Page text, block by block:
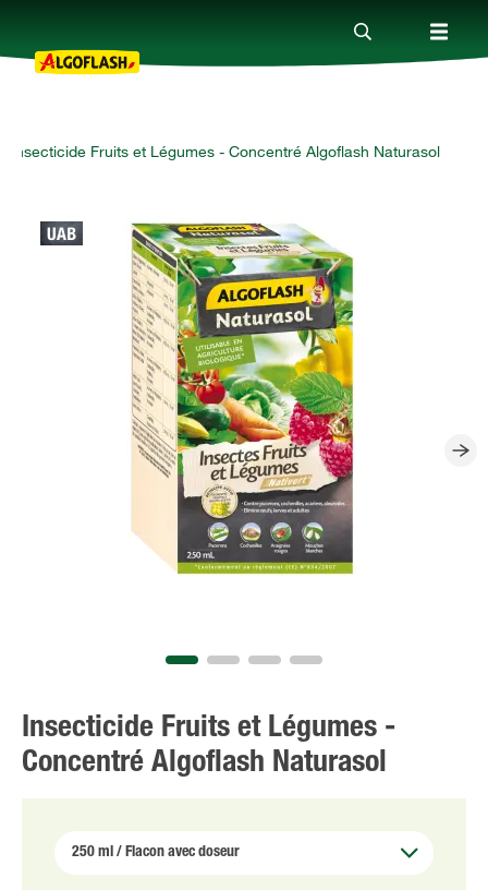
Nos produits
Conseils
Qui sommes-nous ?
Insecticide Fruits et Légumes - Concentré Algoflash Naturasol
Insecticide Fruits et Légumes -
Concentré Algoflash Naturasol